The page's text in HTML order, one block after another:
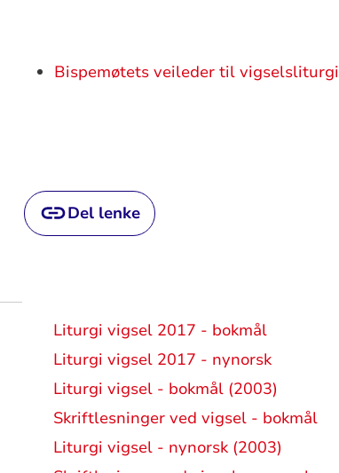
Bispemøtets veileder til
Del lenke
Liturgi vigsel 2017 - bokmål
Liturgi vigsel 2017 - nynorsk
Liturgi vigsel - bokmål (2003)
Skriftlesninger ved vigsel - bokmål
Liturgi vigsel - nynorsk (2003)